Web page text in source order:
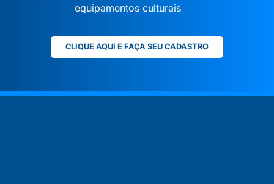
equipamentos culturais
CLIQUE AQUI E FAÇA SEU CADASTRO